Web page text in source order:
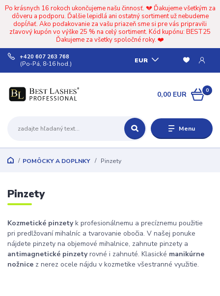
Po krásnych 16 rokoch ukončujeme našu činnosť. 💔 Ďakujeme všetkým za
dôveru a podporu. Ďalšie lepidlá ani ostatný sortiment už nebudeme
dopĺňať. Ako poďakovanie za vašu priazeň sme si pre vás pripravili
zľavový kupón vo výške 25 % na celý sortiment. Kód kupónu: BEST25
Ďakujeme za všetky spoločné roky. ❤️
Menu
EUR
+420 607 263 768
(Po-Pá, 8-16 hod.)
0
0,00 EUR
POMÔCKY A DOPLNKY Pinzety
Pinzety
Kozmetické pinzetyk profesionálnemu a precíznemu použitie
pri predlžovaní mihalníc a tvarovanie obočia. V našej ponuke
nájdete pinzety na objemové mihalnice, zahnute pinzety a
antimagnetické pinzetyrovné i zahnuté. Klasické manikúrne
nožnice z nerez ocele nájdu v kozmetike všestranné využitie.